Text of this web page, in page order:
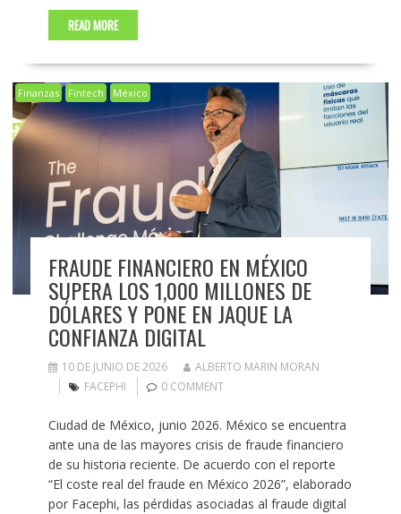
READ MORE
Finanzas Fintech México
FRAUDE FINANCIERO EN MÉXICO
SUPERA LOS 1,000 MILLONES DE
DÓLARES Y PONE EN JAQUE LA
CONFIANZA DIGITAL
10 DE JUNIO DE 2026
ALBERTO MARIN MORAN
FACEPHI
0 COMMENT
Ciudad de México, junio 2026. México se encuentra
ante una de las mayores crisis de fraude financiero
de su historia reciente. De acuerdo con el reporte
“El coste real del fraude en México 2026”, elaborado
por Facephi, las pérdidas asociadas al fraude digital